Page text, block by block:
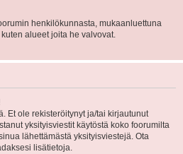
henkilökunnasta, mukaanluettuna
alueet joita he valvovat.
Et ole rekisteröitynyt ja/tai kirjautunut
yksityisviestit käytöstä koko foorumilta
lähettämästä yksityisviestejä. Ota
lisätietoja.